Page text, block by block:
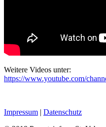
Weitere Videos unter:
https://www.youtube.com/
Impressum | Datenschutz